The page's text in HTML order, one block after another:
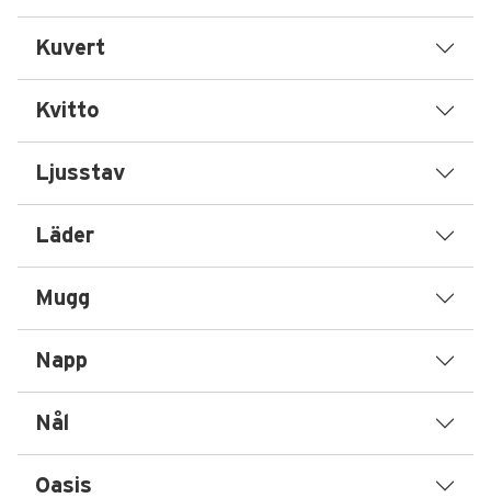
Kuvert
Kvitto
Ljusstav
Läder
Mugg
Napp
Nål
Oasis